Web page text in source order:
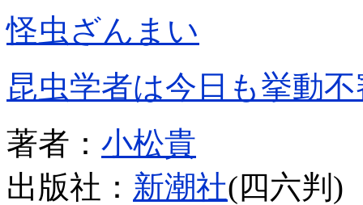
怪虫ざんまい
昆虫学者は今日も挙動不
著者： 小松貴
出版社： 新潮社(四六判)